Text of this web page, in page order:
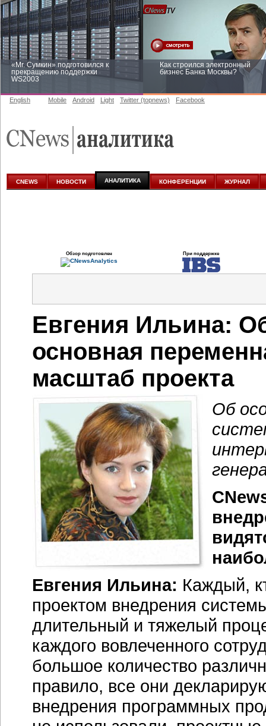
«Mr. Сумкин» подготовился к
прекращению поддержки
WS2003
Как строился электронный
бизнес Банка Москвы?
аналитике
English Mobile Android Light Twitter (topnews) Facebook
CNEWS НОВОСТИ АНАЛИТИКА КОНФЕРЕНЦИИ ЖУРНАЛ
Обзор подготовлен При поддержке
Евгения Ильина:
основная
масштаб проекта
Об
Евгения Ильина: Каждый,
проектом внедрения
длительный и тяжелый
каждого вовлеченного
большое количество
правило, все они
внедрения программных